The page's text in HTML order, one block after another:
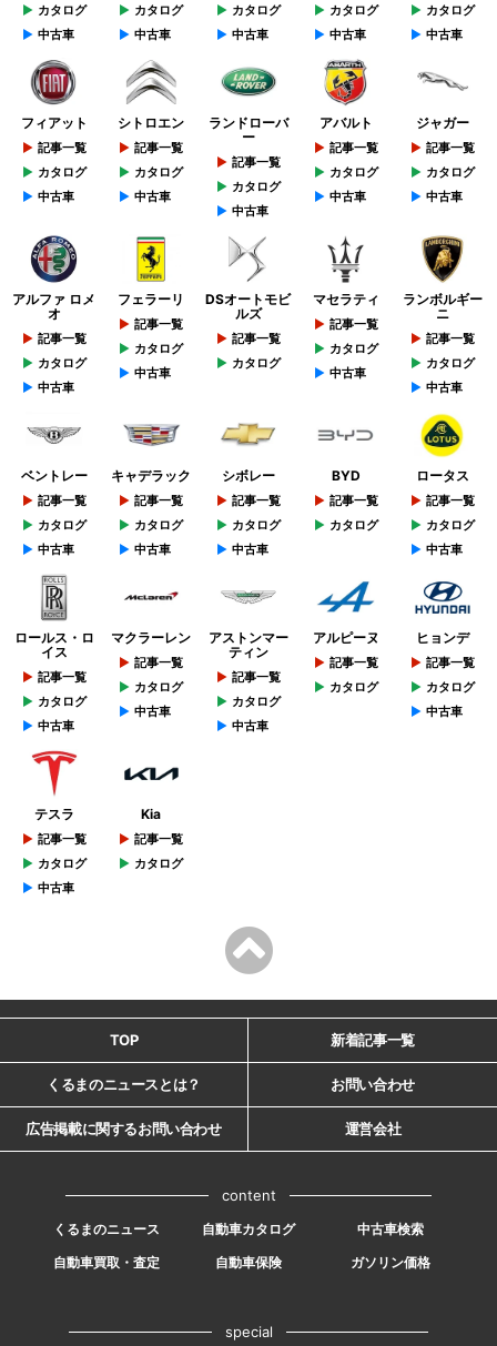
カタログ
中古車
カタログ
中古車
カタログ
中古車
カタログ
中古車
カタログ
中古車
フィアット
記事一覧
カタログ
中古車
シトロエン
記事一覧
カタログ
中古車
ランドローバ
ー
記事一覧
カタログ
中古車
アバルト
記事一覧
カタログ
中古車
ジャガー
記事一覧
カタログ
中古車
アルファ ロメ
オ
記事一覧
カタログ
中古車
フェラーリ
記事一覧
カタログ
中古車
DSオートモビ
ルズ
記事一覧
カタログ
マセラティ
記事一覧
カタログ
中古車
ランボルギー
ニ
記事一覧
カタログ
中古車
ベントレー
記事一覧
カタログ
中古車
キャデラック
記事一覧
カタログ
中古車
シボレー
記事一覧
カタログ
中古車
BYD
記事一覧
カタログ
ロータス
記事一覧
カタログ
中古車
ロールス・ロ
イス
記事一覧
カタログ
中古車
マクラーレン
記事一覧
カタログ
中古車
アストンマー
ティン
記事一覧
カタログ
中古車
アルピーヌ
記事一覧
カタログ
ヒョンデ
記事一覧
カタログ
中古車
テスラ
記事一覧
カタログ
中古車
Kia
記事一覧
カタログ
TOP 新着記事一覧
くるまのニュースとは？ お問い合わせ
広告掲載に関するお問い合わせ 運営会社
content
くるまのニュース 自動車カタログ
中古車検索
自動車買取・査定
自動車保険 ガソリン価格
special